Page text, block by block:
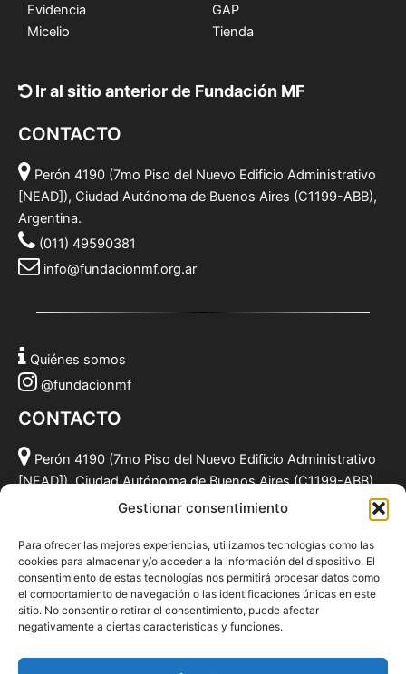
Gestionar consentimiento
Para ofrecer las mejores experiencias, utilizamos tecnologías como las
cookies para almacenar y/o acceder a la información del dispositivo. El
consentimiento de estas tecnologías nos permitirá procesar datos como
el comportamiento de navegación o las identificaciones únicas en este
sitio. No consentir o retirar el consentimiento, puede afectar
negativamente a ciertas características y funciones.
Evidencia
Micelio
GAP
Tienda
Ir al sitio anterior de Fundación MF
CONTACTO
Perón 4190 (7mo Piso del Nuevo Edificio Administrativo
[NEAD]), Ciudad Autónoma de Buenos Aires (C1199-ABB),
Argentina.
(011) 49590381
info@fundacionmf.org.ar
Quiénes somos
@fundacionmf
CONTACTO
Perón 4190 (7mo Piso del Nuevo Edificio Administrativo
[NEAD]), Ciudad Autónoma de Buenos Aires (C1199-ABB),
info@fundacionmf.org.ar